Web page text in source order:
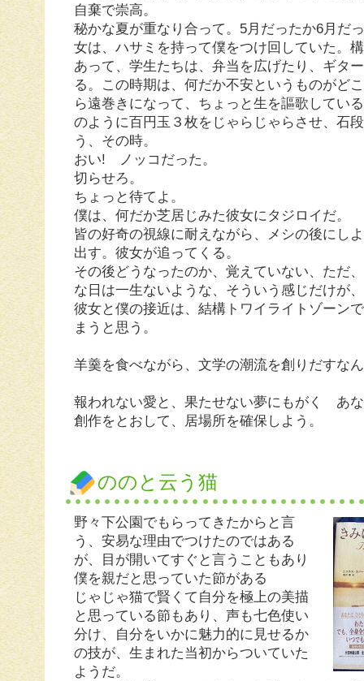
自棄で崇高。
秘かな夏が重なり合って。5月だったか6月だ
女は、ハサミを持って僕をつけ回していた。
あって、学生たちは、弁当を広げたり、ギタ
る。この時期は、何だか不安というものがど
ら遠巻きになって、ちょっと生を謳歌してい
のように百円玉３枚をじゃらじゃらさせ、石
う、その時。
おい! ノッコだった。
切らせろ。
ちょっと待てよ。
僕は、何だか芝居じみた彼女にタジロイだ。
皆の好奇の視線に耐えながら、メシの後にし
出す。彼女が追ってくる。
その後どうなったのか、覚えていない、ただ
な日は一生ないような、そういう感じだけが
彼女と僕の接近は、結構トワイライトゾーン
まうと思う。
羊羹を食べながら、文学の潮流を創りだすな
報われない愛と、果たせない夢にもがく あ
創作をとおして、居場所を確保しよう。
ののと云う猫
野々下公園でもらってきたからと言
う、安易な理由でつけたのではある
が、目が開いてすぐと言うこともあり
僕を親だと思っていた節がある
じゃじゃ猫で賢くて自分を極上の美描
と思っている節もあり、声も七色使い
分け、自分をいかに魅力的に見せるか
の技が、生まれた当初からついていた
ようだ。